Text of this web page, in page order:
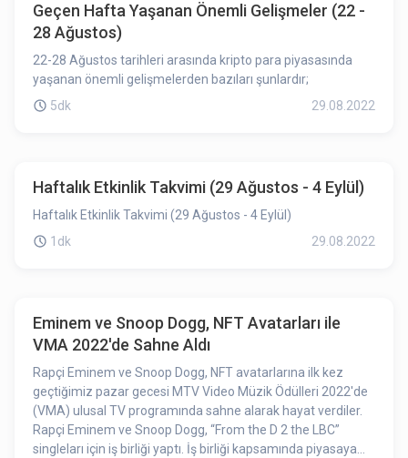
Geçen Hafta Yaşanan Önemli Gelişmeler (22 -
28 Ağustos)
22-28 Ağustos tarihleri arasında kripto para piyasasında
yaşanan önemli gelişmelerden bazıları şunlardır;
5dk
29.08.2022
Haftalık Etkinlik Takvimi (29 Ağustos - 4 Eylül)
Haftalık Etkinlik Takvimi (29 Ağustos - 4 Eylül)
1dk
29.08.2022
Eminem ve Snoop Dogg, NFT Avatarları ile
VMA 2022'de Sahne Aldı
Rapçi Eminem ve Snoop Dogg, NFT avatarlarına ilk kez
geçtiğimiz pazar gecesi MTV Video Müzik Ödülleri 2022'de
(VMA) ulusal TV programında sahne alarak hayat verdiler.
Rapçi Eminem ve Snoop Dogg, “From the D 2 the LBC”
singleları için iş birliği yaptı. İş birliği kapsamında piyasaya